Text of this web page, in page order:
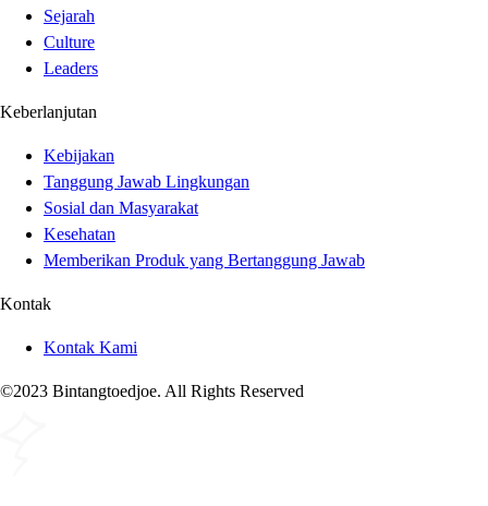
Sejarah
Culture
Leaders
Keberlanjutan
Kebijakan
Tanggung Jawab Lingkungan
Sosial dan Masyarakat
Kesehatan
Memberikan Produk yang Bertanggung Jawab
Kontak
Kontak Kami
©2023 Bintangtoedjoe. All Rights Reserved